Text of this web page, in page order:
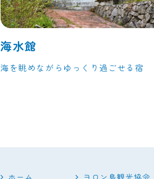
海水館
海を眺めながらゆっくり過ごせる宿